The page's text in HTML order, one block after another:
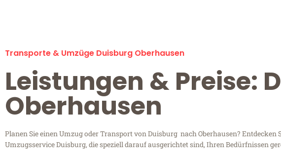
Transporte & Umzüge Duisburg Oberhausen
Leistungen & Preise:
Oberhausen
Planen Sie einen Umzug oder Transport von Duisburg nach Oberhausen?
Umzugsservice Duisburg, die speziell darauf ausgerichtet sind, Ihren Bedürfnissen